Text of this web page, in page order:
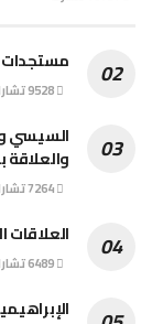
مستجدات
السيسي
والعلاقة
العلاقات